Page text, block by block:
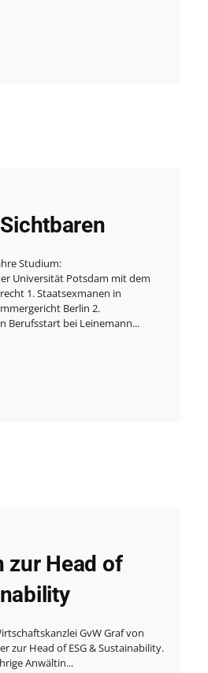
Studium:
Universität Potsdam mit dem
1. Staatsexmanen in
Berlin 2.
Berufsstart bei Leinemann...
zur Head of
GvW Graf von
zur Head of ESG & Sustainability.
Anwältin...